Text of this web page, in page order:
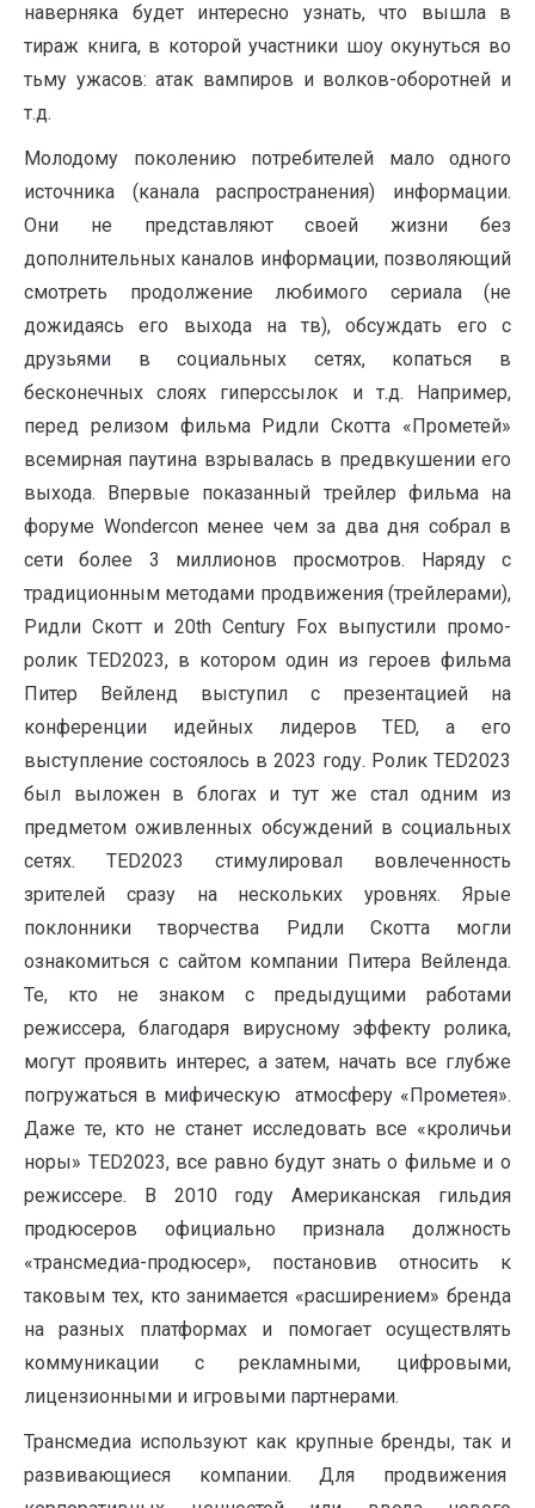
наверняка будет интересно узнать, что вышла в
тираж книга, в которой участники шоу окунуться во
тьму ужасов: атак вампиров и волков-оборотней и
т.д.
Молодому поколению потребителей мало одного
источника (канала распространения) информации.
Они не представляют своей жизни без
дополнительных каналов информации, позволяющий
смотреть продолжение любимого сериала (не
дожидаясь его выхода на тв), обсуждать его с
друзьями в социальных сетях, копаться в
бесконечных слоях гиперссылок и т.д. Например,
перед релизом фильма Ридли Скотта «Прометей»
всемирная паутина взрывалась в предвкушении его
выхода. Впервые показанный трейлер фильма на
форуме Wondercon менее чем за два дня собрал в
сети более 3 миллионов просмотров. Наряду с
традиционным методами продвижения (трейлерами),
Ридли Скотт и 20th Century Fox выпустили промо-
ролик TED2023, в котором один из героев фильма
Питер Вейленд выступил с презентацией на
конференции идейных лидеров TED, а его
выступление состоялось в 2023 году. Ролик TED2023
был выложен в блогах и тут же стал одним из
предметом оживленных обсуждений в социальных
сетях. TED2023 стимулировал вовлеченность
зрителей сразу на нескольких уровнях. Ярые
поклонники творчества Ридли Скотта могли
ознакомиться с сайтом компании Питера Вейленда.
Те, кто не знаком с предыдущими работами
режиссера, благодаря вирусному эффекту ролика,
могут проявить интерес, а затем, начать все глубже
погружаться в мифическую атмосферу «Прометея».
Даже те, кто не станет исследовать все «кроличьи
норы» TED2023, все равно будут знать о фильме и о
режиссере. В 2010 году Американская гильдия
продюсеров официально признала должность
«трансмедиа-продюсер», постановив относить к
таковым тех, кто занимается «расширением» бренда
на разных платформах и помогает осуществлять
коммуникации с рекламными, цифровыми,
лицензионными и игровыми партнерами.
Трансмедиа используют как крупные бренды, так и
развивающиеся компании. Для продвижения